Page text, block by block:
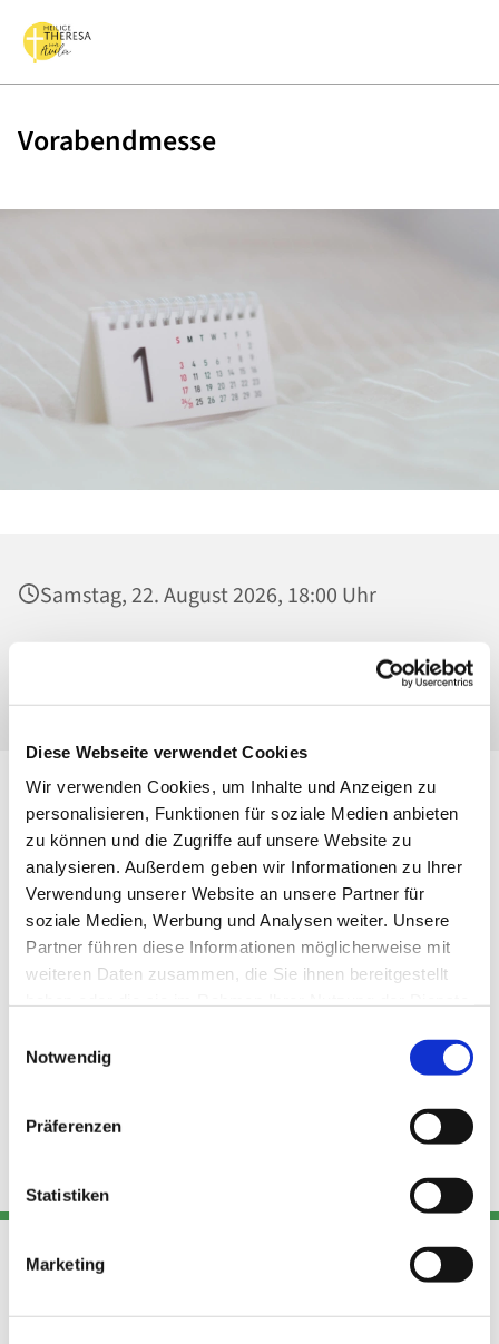
Diese Webseite verwendet Cookies
Wir verwenden Cookies, um Inhalte und Anzeigen zu
personalisieren, Funktionen für soziale Medien anbieten
zu können und die Zugriffe auf unsere Website zu
analysieren. Außerdem geben wir Informationen zu Ihrer
Verwendung unserer Website an unsere Partner für
soziale Medien, Werbung und Analysen weiter. Unsere
Partner führen diese Informationen möglicherweise mit
weiteren Daten zusammen, die Sie ihnen bereitgestellt
Notwendig
Präferenzen
Statistiken
Marketing
Vorabendmesse
Samstag, 22. August 2026, 18:00 Uhr
St. Josef - Berlin-Weißensee, Pfarrkirche,
Adresse
Kont
Links